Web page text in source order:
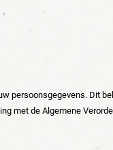
persoonsgegevens. Dit
met de Algemene